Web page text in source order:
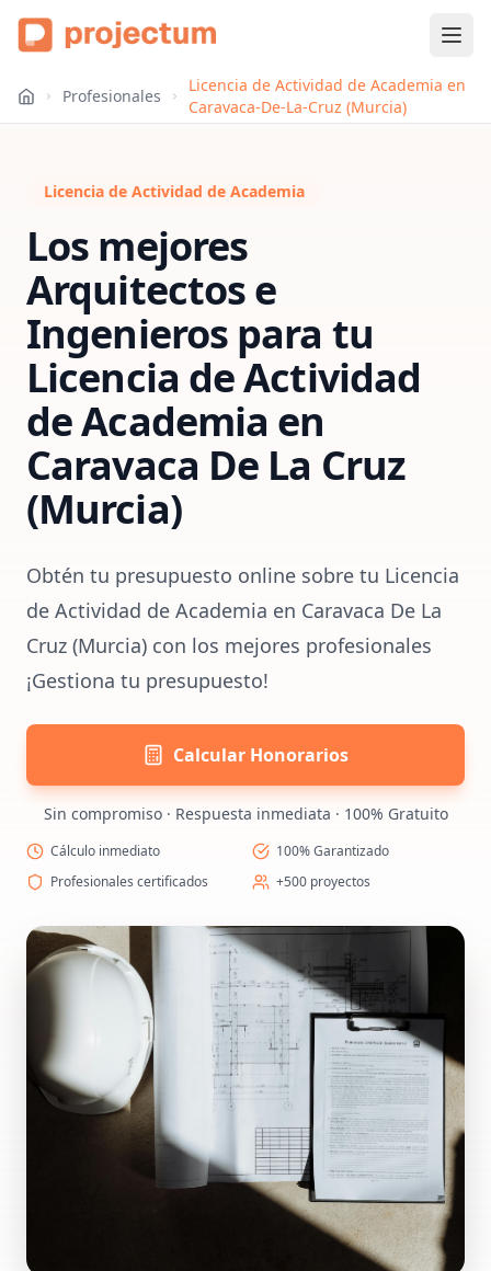
Profesionales
Licencia de Actividad de Academia en
Caravaca-De-La-Cruz (Murcia)
Licencia de Actividad de Academia
Los mejores
Arquitectos e
Ingenieros para tu
Licencia de Actividad
de Academia en
Caravaca De La Cruz
(Murcia)
Obtén tu presupuesto online sobre tu Licencia
de Actividad de Academia en Caravaca De La
Cruz (Murcia) con los mejores profesionales
¡Gestiona tu presupuesto!
Calcular Honorarios
Sin compromiso · Respuesta inmediata · 100% Gratuito
Cálculo inmediato
100% Garantizado
Profesionales certificados
+500 proyectos